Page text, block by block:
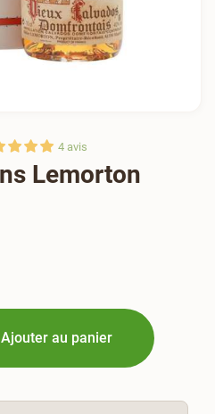
4avis
Lemorton
Ajouter au panier